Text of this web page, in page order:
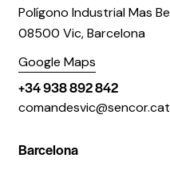
Polígono Industrial Mas
08500 Vic, Barcelona
Google Maps
+34 938 892 842
comandesvic@sencor.cat
Barcelona